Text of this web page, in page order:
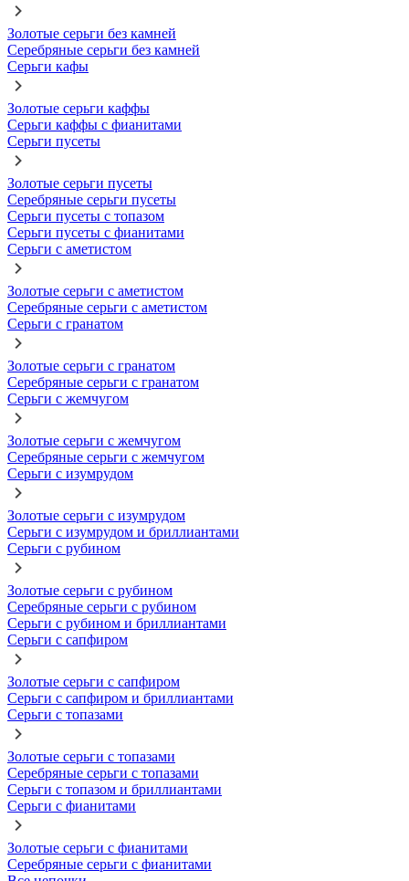
Золотые серьги без камней
Серебряные серьги без камней
Серьги кафы
Золотые серьги каффы
Серьги каффы с фианитами
Серьги пусеты
Золотые серьги пусеты
Серебряные серьги пусеты
Серьги пусеты с топазом
Серьги пусеты с фианитами
Серьги с аметистом
Золотые серьги с аметистом
Серебряные серьги с аметистом
Серьги с гранатом
Золотые серьги с гранатом
Серебряные серьги с гранатом
Серьги с жемчугом
Золотые серьги с жемчугом
Серебряные серьги с жемчугом
Серьги с изумрудом
Золотые серьги с изумрудом
Серьги с изумрудом и бриллиантами
Серьги с рубином
Золотые серьги с рубином
Серебряные серьги с рубином
Серьги с рубином и бриллиантами
Серьги с сапфиром
Золотые серьги с сапфиром
Серьги с сапфиром и бриллиантами
Серьги с топазами
Золотые серьги с топазами
Серебряные серьги с топазами
Серьги с топазом и бриллиантами
Серьги с фианитами
Золотые серьги с фианитами
Серебряные серьги с фианитами